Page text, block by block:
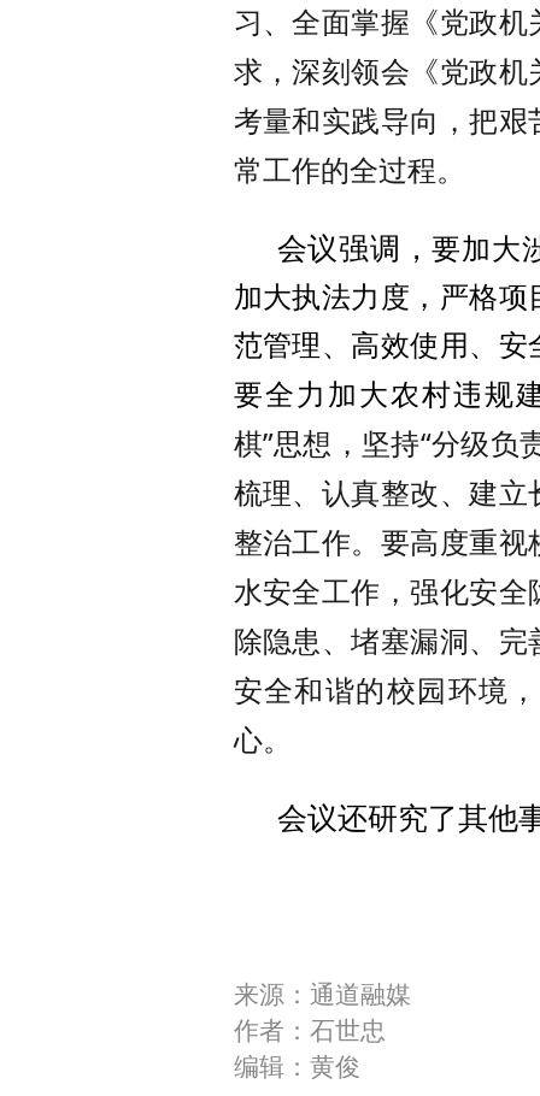
习、全面掌握 《党政
求，深刻领会 《党政
考量和实践导向，把
常工作的全过程。
会议强调，要加大
加大执法力度，严格
范管理、高效使用、
要全力加大农村违规
棋”思想，坚持“分级负
梳理、认真整改、建
整治工作。要高度重
水安全工作，强化安
除隐患、堵塞漏洞、
安全和谐的校园环境
心。
会议还研究了其他
来源：通道融媒
作者：石世忠
编辑：黄俊